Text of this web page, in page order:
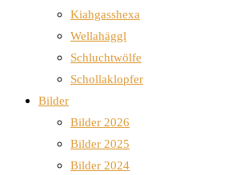
Kiahgasshexa
Wellahäggl
Schluchtwölfe
Schollaklopfer
Bilder
Bilder 2026
Bilder 2025
Bilder 2024